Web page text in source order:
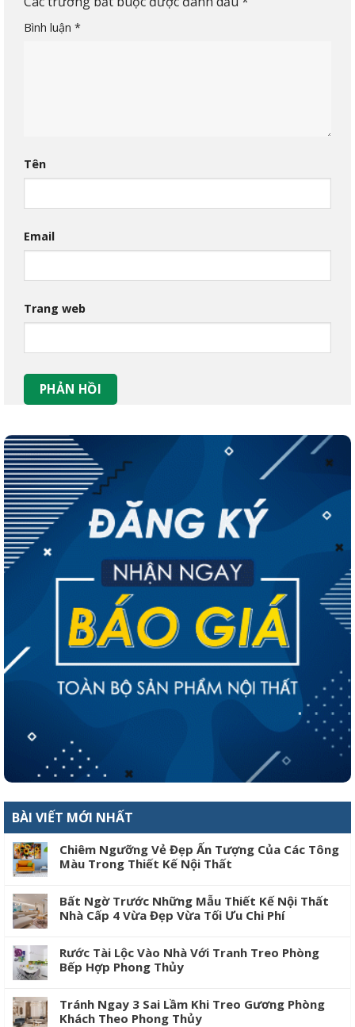
Bình luận *
Tên
Email
Trang web
BÀI VIẾT MỚI NHẤT
Chiêm Ngưỡng Vẻ Đẹp Ấn Tượng Của Các Tông
Màu Trong Thiết Kế Nội Thất
Bất Ngờ Trước Những Mẫu Thiết Kế Nội Thất
Nhà Cấp 4 Vừa Đẹp Vừa Tối Ưu Chi Phí
Rước Tài Lộc Vào Nhà Với Tranh Treo Phòng
Bếp Hợp Phong Thủy
Tránh Ngay 3 Sai Lầm Khi Treo Gương Phòng
Khách Theo Phong Thủy